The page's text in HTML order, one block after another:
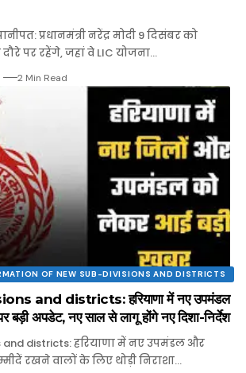
प्रधानमंत्री नरेंद्र मोदी 9 दिसंबर को
पर रहेंगे, जहां वे LIC योजना…
2 Min Read
OF NEW SUB-DIVISIONS AND DISTRICTS
and districts: हरियाणा में नए उपमंडल
अपडेट, नए साल से लागू होंगे नए दिशा-निर्देश
and districts: हरियाणा में नए उपमंडल और
रखने वालों के लिए थोड़ी निराशा…